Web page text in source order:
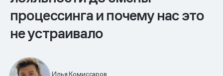
процессинга и почему нас это
не устраивало
Илья Комиссаров